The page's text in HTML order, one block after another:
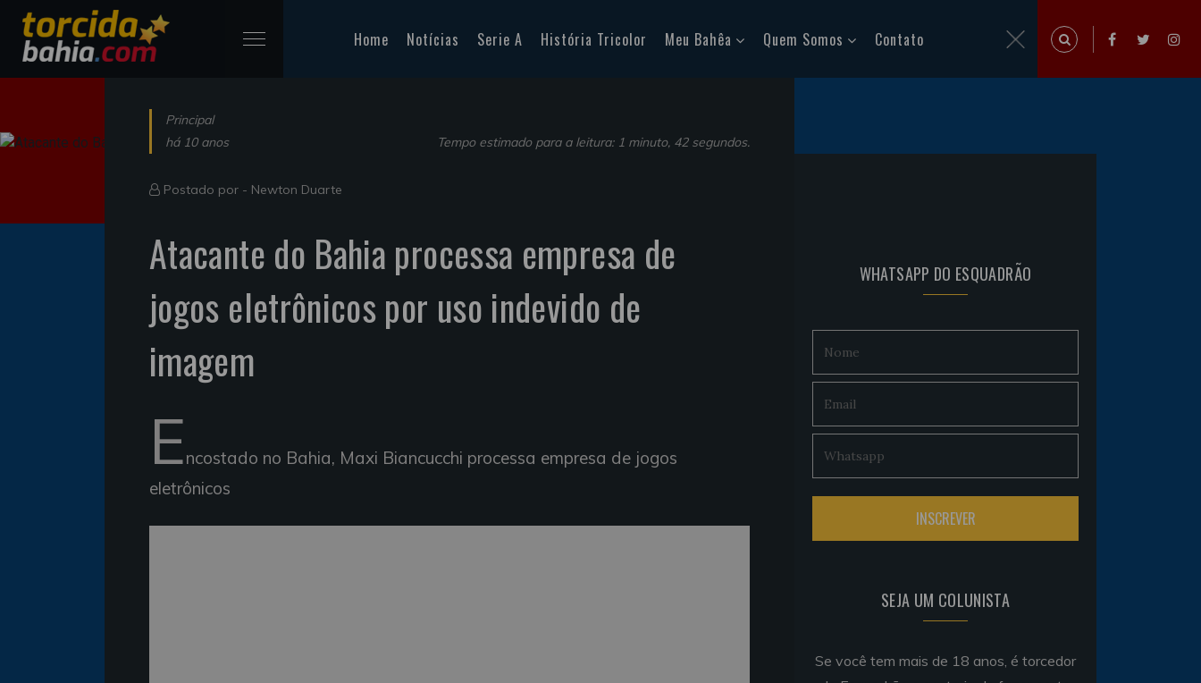
Home Notícias Serie A História Tricolor Meu Bahêa Quem Somos Contato
Principal
há 10 anos
Tempo estimado para a leitura: 1 minuto, 42 segundos.
Postado por - Newton Duarte
Atacante do Bahia processa empresa de
jogos eletrônicos por uso indevido de
imagem
Encostado no Bahia, Maxi Biancucchi processa empresa de jogos
eletrônicos
WHATSAPP DO ESQUADRÃO
SEJA UM COLUNISTA
Se você tem mais de 18 anos, é torcedor